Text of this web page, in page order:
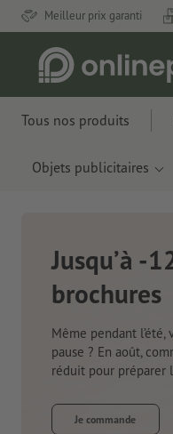
Meilleur prix garanti
Tous nos produits
Objets publicitaires